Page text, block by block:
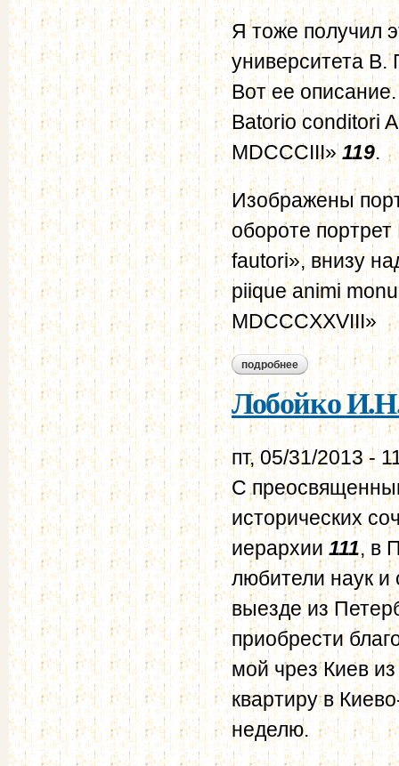
Я тоже получил
университета
Вот ее
Batorio conditori
MDCCCIII»119.
Изображены
обороте
fautori», внизу
piique animi
MDCCCXXVIII»
подробнее о лобойко и.н. об
Лобойко
пт, 05/31/2013 -
С
исторических
иерархии111, в
любители наук и
выезде из
приобрести
мой чрез Киев
квартиру в
неделю.